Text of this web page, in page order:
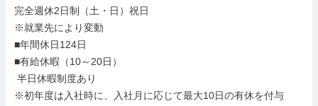
完全週休2日制（土・日）祝日
※就業先により変動
■年間休日124日
■有給休暇（10～20日）
※初年度は入社時に、入社月に応じて最大10日の有休を付与